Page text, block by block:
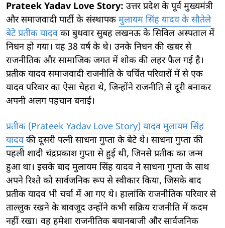
Prateek Yadav Love Story: उत्तर प्रदेश के पूर्व मुख्यमंत्री
और समाजवादी पार्टी के संस्थापकमुलायम सिंह यादव के सौतेले
बेटे प्रतीक यादवका बुधवार सुबह लखनऊ के सिविल अस्पताल में
निधन हो गया। वह 38 वर्ष के थे। उनके निधन की खबर से
राजनीतिक और सामाजिक जगत में शोक की लहर फैल गई है।
प्रतीक यादव समाजवादी राजनीति के चर्चित परिवारों में से एक
यादव परिवार का ऐसा चेहरा थे, जिन्होंने राजनीति से दूरी बनाकर
अपनी अलग पहचान बनाई।
प्रतीक (Prateek Yadav Love Story) यादव मुलायम सिंह
यादवकी दूसरी पत्नी साधना गुप्ता के बेटे थे। साधना गुप्ता की
पहली शादी चंद्रप्रकाश गुप्ता से हुई थी, जिनसे प्रतीक का जन्म
हुआ था। इसके बाद मुलायम सिंह यादव ने साधना गुप्ता के साथ
अपने रिश्ते को सार्वजनिक रूप से स्वीकार किया, जिसके बाद
प्रतीक यादव भी चर्चा में आ गए थे। हालांकि राजनीतिक परिवार से
ताल्लुक रखने के बावजूद उन्होंने कभी सक्रिय राजनीति में कदम
नहीं रखा। वह हमेशा राजनीतिक बयानबाजी और सार्वजनिक